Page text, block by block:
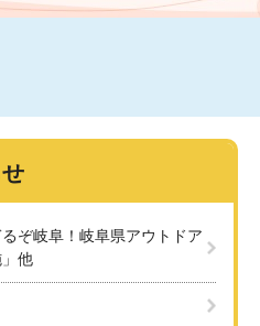
ぞ岐阜！岐阜県アウトドア
他